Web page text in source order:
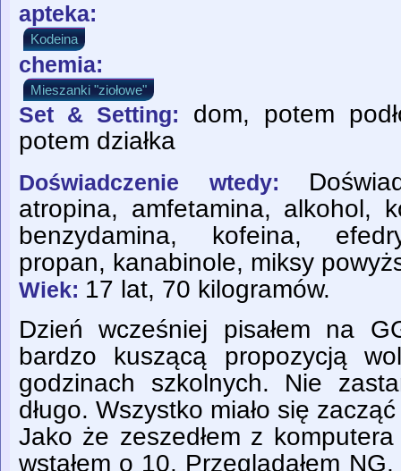
apteka:
Kodeina
chemia:
Mieszanki "ziołowe"
Set & Setting: dom, potem
potem działka
Doświadczenie wtedy:
atropina, amfetamina, alkohol,
benzydamina, kofeina,
propan, kanabinole, miksy
Wiek: 17 lat, 70 kilogramów.
Dzień wcześniej pisałem na
bardzo kuszącą propozycją
godzinach szkolnych. Nie
długo. Wszystko miało się
Jako że zeszedłem z
wstałem o 10. Przeglądałem